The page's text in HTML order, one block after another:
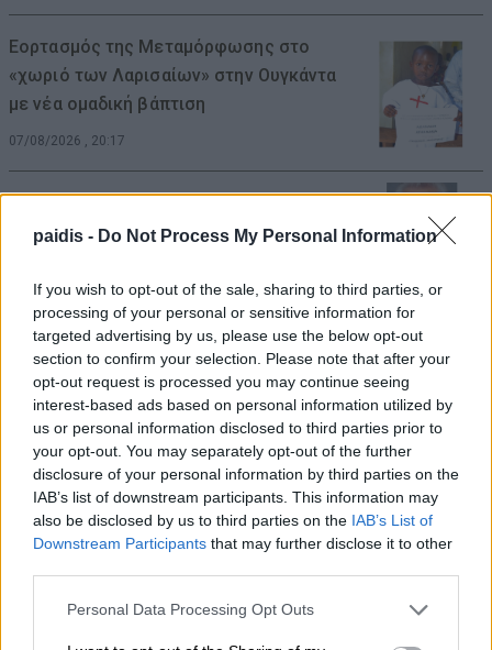
paidis - Do Not Process My Personal Information
If you wish to opt-out of the sale, sharing to third parties, or
processing of your personal or sensitive information for
targeted advertising by us, please use the below opt-out
section to confirm your selection. Please note that after your
opt-out request is processed you may continue seeing
interest-based ads based on personal information utilized by
us or personal information disclosed to third parties prior to
your opt-out. You may separately opt-out of the further
disclosure of your personal information by third parties on the
IAB’s list of downstream participants. This information may
also be disclosed by us to third parties on the IAB’s List of
Downstream Participants that may further disclose it to other
Personal Data Processing Opt Outs
Εορτασμός της Μεταμόρφωσης στο
«χωριό των Λαρισαίων» στην Ουγκάντα
με νέα ομαδική βάπτιση
07/08/2026 , 20:17
Αύριο Σάββατο στη Γιάννουλη η κηδεία
του Αθανασίου Σκόδρα
Δηλώσεις συμμετοχής για τα
Masterclasses στη Γιορτή Κρασιού
Αμπελώνα 2026
Τουρκία, Σαουδική Αραβία, και Πακιστάν
προχωρούν σε κοινή αμυντική συμφωνία
07/08/2026 , 14:01
Τα Φάρσαλα τρέχουν ξανά στα χνάρια του